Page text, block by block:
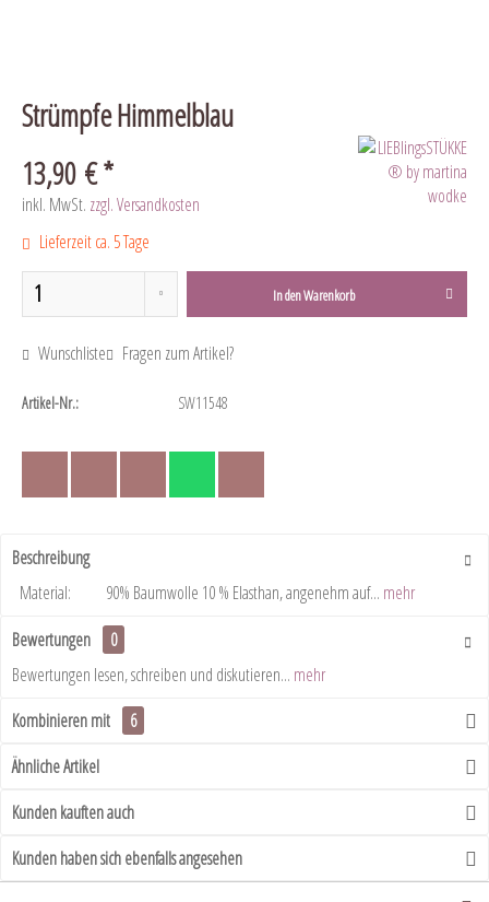
Strümpfe Himmelblau
13,90 € *
inkl. MwSt. zzgl. Versandkosten
Lieferzeit ca. 5 Tage
In denWarenkorb
Wunschliste Fragen zum Artikel?
Artikel-Nr.: SW11548
Beschreibung
Material: 90% Baumwolle 10 % Elasthan, angenehm auf... mehr
Bewertungen
0
Bewertungen lesen, schreiben und diskutieren... mehr
Kombinieren mit
6
Ähnliche Artikel
Kunden kauften auch
Kunden haben sich ebenfalls angesehen